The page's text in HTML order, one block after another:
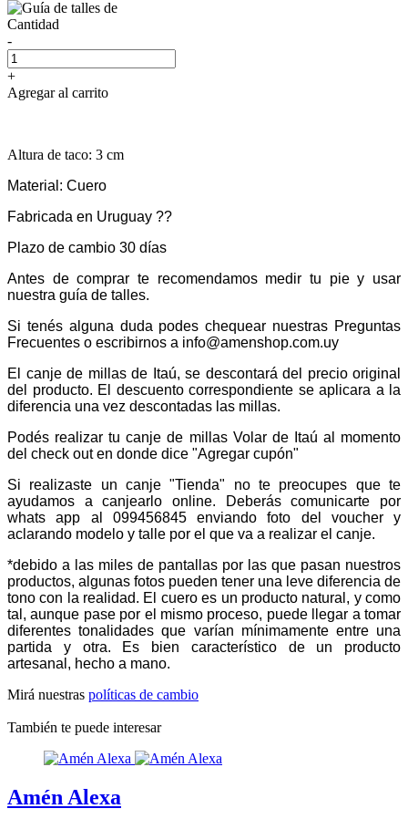
Cantidad
-
+
Agregar al carrito
Altura de taco: 3 cm
Material: Cuero
Fabricada en Uruguay ??
Plazo de cambio 30 días
Antes de comprar te recomendamos medir tu pie y usar
nuestra guía de talles.
Si tenés alguna duda podes chequear nuestras Preguntas
Frecuentes o escribirnos a info@amenshop.com.uy
El canje de millas de Itaú, se descontará del precio original
del producto. El descuento correspondiente se aplicara a la
diferencia una vez descontadas las millas.
Podés realizar tu canje de millas Volar de Itaú al momento
del check out en donde dice "Agregar cupón"
Si realizaste un canje "Tienda" no te preocupes que te
ayudamos a canjearlo online. Deberás comunicarte por
whats app al 099456845 enviando foto del voucher y
aclarando modelo y talle por el que va a realizar el canje.
*debido a las miles de pantallas por las que pasan nuestros
productos, algunas fotos pueden tener una leve diferencia de
tono con la realidad. El cuero es un producto natural, y como
tal, aunque pase por el mismo proceso, puede llegar a tomar
diferentes tonalidades que varían mínimamente entre una
partida y otra. Es bien característico de un producto
artesanal, hecho a mano.
Mirá nuestras políticas de cambio
También te puede interesar
Amén Alexa